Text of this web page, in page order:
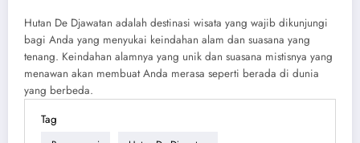
Hutan De Djawatan adalah destinasi wisata yang wajib dikunjungi
bagi Anda yang menyukai keindahan alam dan suasana yang
tenang. Keindahan alamnya yang unik dan suasana mistisnya yang
menawan akan membuat Anda merasa seperti berada di dunia
yang berbeda.
Tag